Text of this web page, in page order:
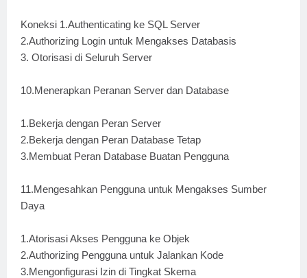
Koneksi 1.Authenticating ke SQL Server
2.Authorizing Login untuk Mengakses Databasis
3. Otorisasi di Seluruh Server
10.Menerapkan Peranan Server dan Database
1.Bekerja dengan Peran Server
2.Bekerja dengan Peran Database Tetap
3.Membuat Peran Database Buatan Pengguna
11.Mengesahkan Pengguna untuk Mengakses Sumber
Daya
1.Atorisasi Akses Pengguna ke Objek
2.Authorizing Pengguna untuk Jalankan Kode
3.Mengonfigurasi Izin di Tingkat Skema